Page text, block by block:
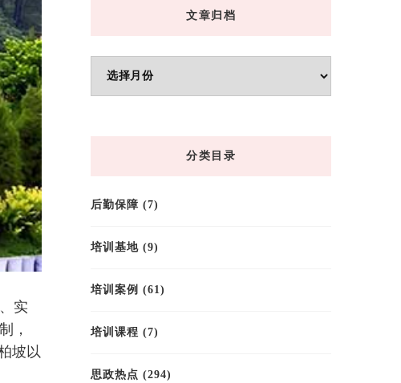
实
，
坡以
文章归档
章
分类目录
后勤保障 (7)
培训基地 (9)
培训案例 (61)
培训课程 (7)
思政热点 (294)